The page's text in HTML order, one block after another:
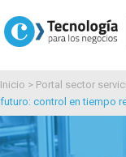
Inicio > Portal sector
futuro: control en tiempo